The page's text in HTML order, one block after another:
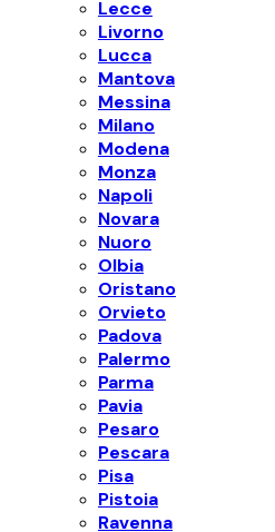
Lecce
Livorno
Lucca
Mantova
Messina
Milano
Modena
Monza
Napoli
Novara
Nuoro
Olbia
Oristano
Orvieto
Padova
Palermo
Parma
Pavia
Pesaro
Pescara
Pisa
Pistoia
Ravenna